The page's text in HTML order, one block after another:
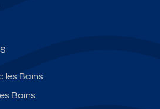
les Bains
Bains